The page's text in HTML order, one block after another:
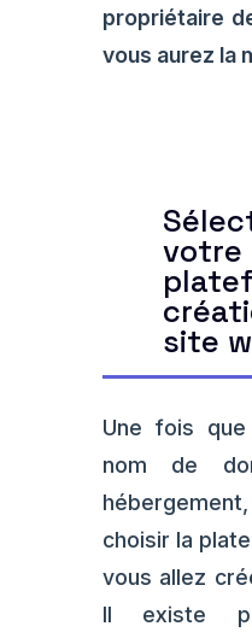
propriétaire
vous aurez la
votre
site
Une fois
nom de
choisir la
vous allez
Il existe